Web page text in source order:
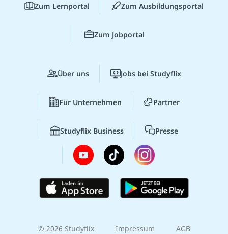
Zum Lernportal Zum Ausbildungsportal
Zum Jobportal
Über uns Jobs bei Studyflix
Für Unternehmen Partner
Studyflix Business Presse
© 2026 Studyflix Impressum AGB